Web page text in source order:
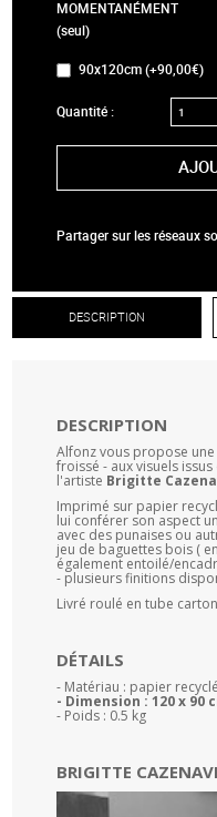
MOMENTANÉMENT
(seul)
90x120cm (+90,00€)
Quantité :
Partager sur les réseaux
DESCRIPTION
DESCRIPTION
Alfonz vous propose
froissé - aux visuels
l'artiste Brigitte
Imprimé sur papier
lui conférer son aspect
avec des punaises ou
jeu de baguettes bois (
également entoilé/
- plusieurs finitions
Livré roulé en tube
DÉTAILS
- Matériau : papier recyclé
- Dimension : 120 x 90
- Poids : 0.5 kg
BRIGITTE